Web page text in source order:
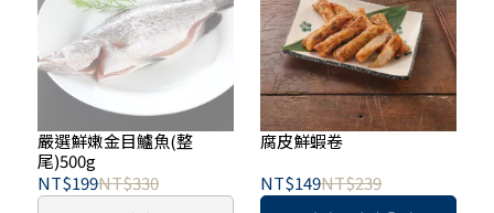
嚴選鮮嫩金目鱸魚(整
尾)500g
NT$199NT$330
腐皮鮮蝦卷
NT$149NT$239